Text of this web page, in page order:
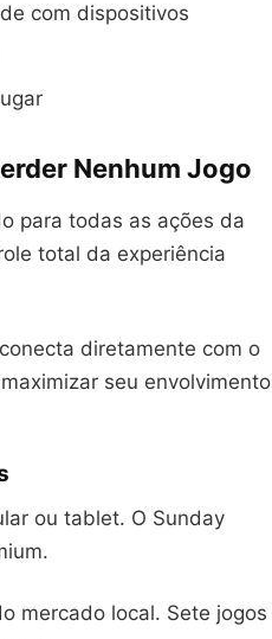
com dispositivos
Nenhum Jogo
para todas as ações da
total da experiência
diretamente com o
seu envolvimento
ou tablet. O Sunday
mercado local. Sete jogos